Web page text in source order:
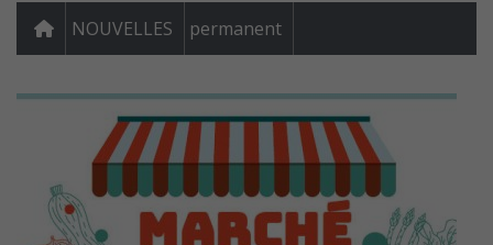
NOUVELLES permanent